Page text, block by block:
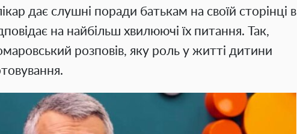
дає слушні поради батькам на своїй сторінці в
на найбільш хвилюючі їх питання. Так,
розповів, яку роль у житті дитини